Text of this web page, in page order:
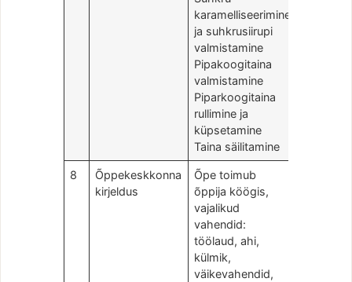
karamelliseerimine
ja suhkrusiirupi
valmistamine
Pipakoogitaina
valmistamine
Piparkoogitaina
rullimine ja
küpsetamine
Taina säilitamine
8
Õppekeskkonna
kirjeldus
Õpe toimub
õppija köögis,
vajalikud
vahendid:
töölaud, ahi,
külmik,
väikevahendid,